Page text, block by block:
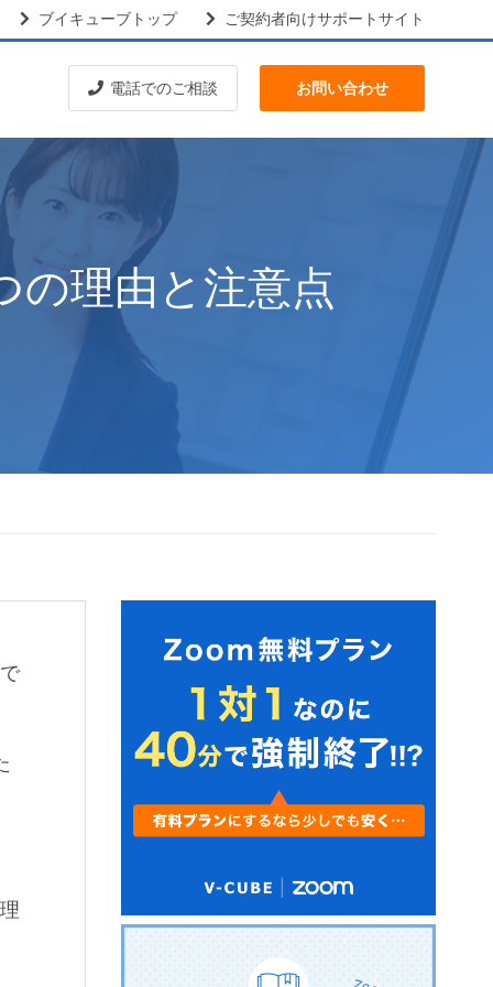
ブイキューブトップ ご契約者向けサポートサイト
電話でのご相談 お問い合わせ
の理由と注意点